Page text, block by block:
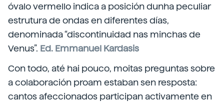
óvalo vermello indica a posición dunha peculiar
estrutura de ondas en diferentes días,
denominada “discontinuidad nas minchas de
Venus”. Ed. Emmanuel Kardasis
Con todo, até hai pouco, moitas preguntas sobre
a colaboración proam estaban sen resposta:
cantos afeccionados participan activamente en